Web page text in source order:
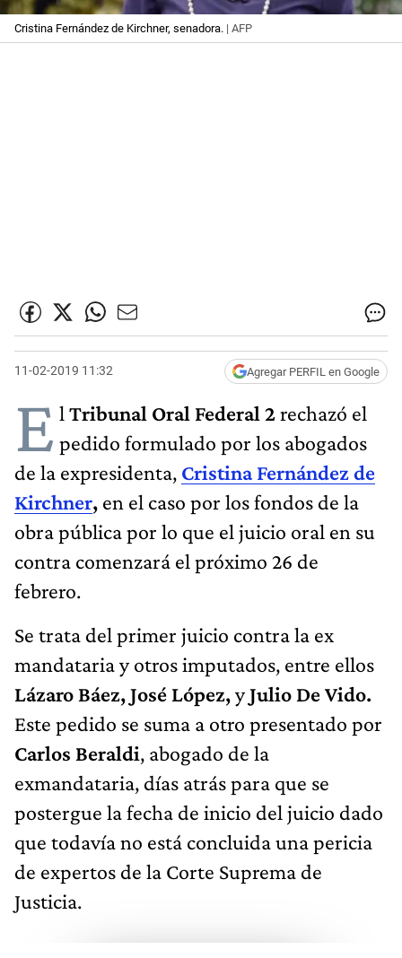
Cristina Fernández de Kirchner, senadora. | AFP
11-02-2019 11:32 Agregar PERFIL en Google
E l Tribunal Oral Federal 2rechazó el
pedido formulado por los abogados
de la expresidenta, Cristina Fernández de
Kirchner, en el caso por los fondos de la
obra pública por lo que el juicio oral en su
contra comenzará el próximo 26 de
febrero.
Se trata del primer juicio contra la ex
mandataria y otros imputados, entre ellos
Lázaro Báez, José López,yJulio De Vido.
Este pedido se suma a otro presentado por
Carlos Beraldi, abogado de la
exmandataria, días atrás para que se
postergue la fecha de inicio del juicio dado
que todavía no está concluida una pericia
de expertos de la Corte Suprema de
Justicia.